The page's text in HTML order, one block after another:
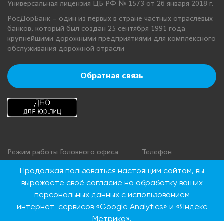
Универсальная лицензия ЦБ РФ № 1573 от 26 января 2018 г.
РосДорБанк – один из первых в стране частных отраслевых
банков, который был создан 25 сентября 1991 года
крупнейшими дорожными предприятиями для комплексного
обслуживания дорожной отрасли
Обратная связь
Режим работы Головного офиса
Понедельник - четверг: с 9:00 до
18:00
Суббота, воскресенье: выходные
Телефон
+7 495 276 00 22
8 800 100 00 22
России)
Продолжая пользоваться настоящим сайтом, вы
выражаете своё согласие на обработку ваших
персональных данныхс использованием
интернет-сервисов «Google Analytics» и «Яндекс
Метрика».